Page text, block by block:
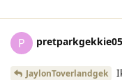
P
JaylonToverlandgek